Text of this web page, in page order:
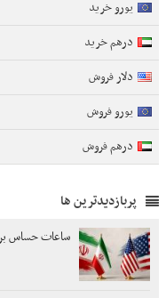
یورو خرید
درهم خرید
دلار فروش
یورو فروش
درهم فروش
پربازدیدترین ها
ساعات حساس